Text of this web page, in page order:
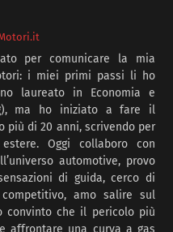
per comunicare la mia
i miei primi passi li ho
laureato in Economia e
ma ho iniziato a fare il
più di 20 anni, scrivendo per
Oggi collaboro con
automotive, provo
di guida, cerco di
amo salire sul
convinto che il pericolo più
affrontare una curva a gas